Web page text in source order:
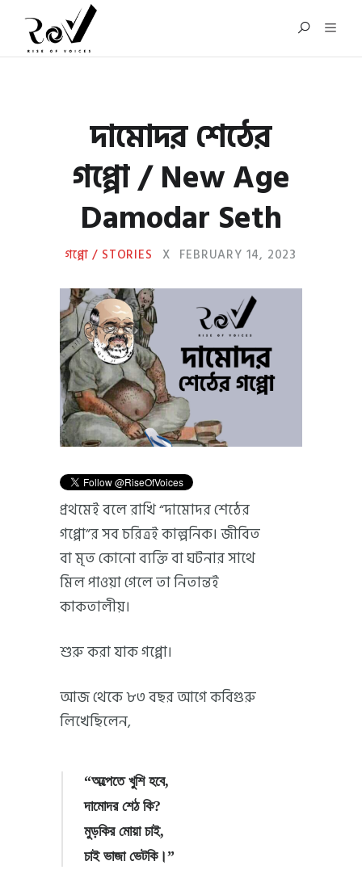
দামোদর শেঠের
গপ্পো / New Age
Damodar Seth
গপ্পো / STORIES X FEBRUARY 14, 2023
প্রথমেই বলে রাখি “দামোদর শেঠের
গপ্পো”র সব চরিত্রই কাল্পনিক। জীবিত
বা মৃত কোনো ব্যক্তি বা ঘটনার সাথে
মিল পাওয়া গেলে তা নিতান্তই
কাকতালীয়।
শুরু করা যাক গপ্পো।
আজ থেকে ৮৩ বছর আগে কবিগুরু
লিখেছিলেন,
“অল্পেতে খুশি হবে,
দামোদর শেঠ কি?
মুড়কির মোয়া চাই,
চাই ভাজা ভেটকি।”